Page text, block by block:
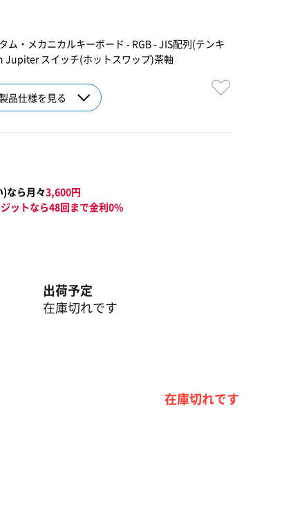
ム・メカニカルキーボード - RGB - JIS配列(テンキ
Jupiter スイッチ(ホットスワップ)茶軸
品仕様を見る
)なら月々3,600円
ットなら48回まで金利0%
出荷予定
在庫切れです
在庫切れです